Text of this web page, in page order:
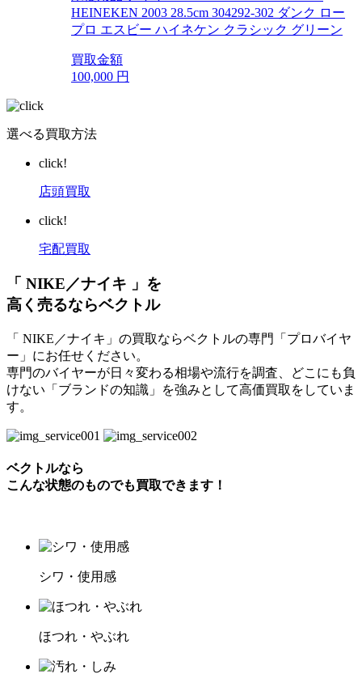
HEINEKEN 2003 28.5cm 304292-302 ダンク ロー
プロ エスビー ハイネケン クラシック グリーン
買取金額
100,000 円
選べる買取方法
click!
店頭買取
click!
宅配買取
「 NIKE／ナイキ 」を
高く売るならベクトル
「 NIKE／ナイキ」の買取ならベクトルの専門「プロバイヤ
ー」にお任せください。
専門のバイヤーが日々変わる相場や流行を調査、どこにも負
けない「ブランドの知識」を強みとして高価買取をしていま
す。
ベクトルなら
こんな状態のものでも買取できます！
シワ・使用感
ほつれ・やぶれ